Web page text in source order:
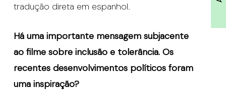
tradução direta em espanhol.
Há uma importante mensagem subjacente
ao filme sobre inclusão e tolerância. Os
recentes desenvolvimentos políticos foram
uma inspiração?